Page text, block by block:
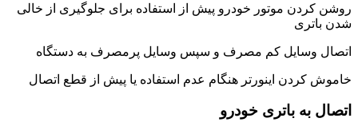
روشن کردن موتور خودرو پیش از استفاده برای جلوگیری از خالی
شدن باتری
اتصال وسایل کم مصرف و سپس وسایل پرمصرف به دستگاه
خاموش کردن اینورتر هنگام عدم استفاده یا پیش از قطع اتصال
اتصال به باتری خودرو